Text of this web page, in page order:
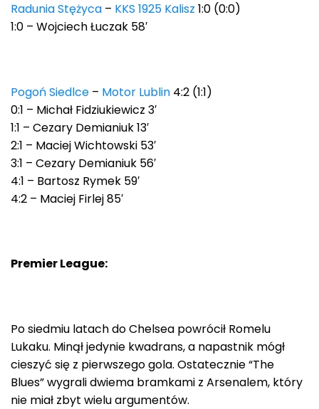
Radunia Stężyca – KKS 1925 Kalisz 1:0 (0:0)
1:0 – Wojciech Łuczak 58′
Pogoń Siedlce – Motor Lublin 4:2 (1:1)
0:1 – Michał Fidziukiewicz 3′
1:1 – Cezary Demianiuk 13′
2:1 – Maciej Wichtowski 53′
3:1 – Cezary Demianiuk 56′
4:1 – Bartosz Rymek 59′
4:2 – Maciej Firlej 85′
Premier League:
Po siedmiu latach do Chelsea powrócił Romelu
Lukaku. Minął jedynie kwadrans, a napastnik mógł
cieszyć się z pierwszego gola. Ostatecznie “The
Blues” wygrali dwiema bramkami z Arsenalem, który
nie miał zbyt wielu argumentów.